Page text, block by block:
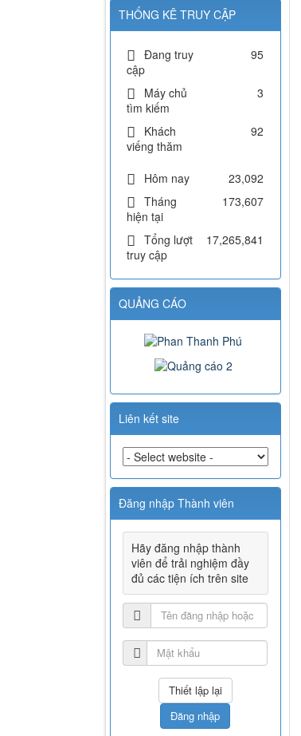
THỐNG KÊ TRUY CẬP
Đang truy
cập
95
Máy chủ
tìm kiếm
3
Khách
viếng thăm
92
Hôm nay
23,092
Tháng
hiện tại
173,607
Tổng lượt
truy cập
17,265,841
QUẢNG CÁO
Liên kết site
Đăng nhập Thành viên
Hãy đăng nhập thành
viên để trải nghiệm đầy
đủ các tiện ích trên site
Đăng nhập